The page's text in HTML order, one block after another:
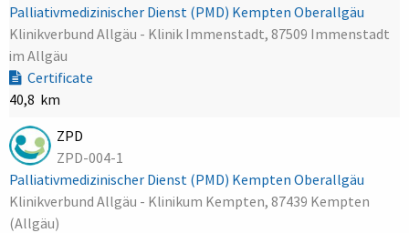
Palliativmedizinischer Dienst (PMD) Kempten Oberallgäu
Klinikverbund Allgäu - Klinik Immenstadt, 87509 Immenstadt
im Allgäu
Certificate
40,8 km
ZPD
ZPD-004-1
Palliativmedizinischer Dienst (PMD) Kempten Oberallgäu
Klinikverbund Allgäu - Klinikum Kempten, 87439 Kempten
(Allgäu)